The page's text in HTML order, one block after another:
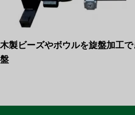
木製ビーズやボウルを旋盤加工
盤